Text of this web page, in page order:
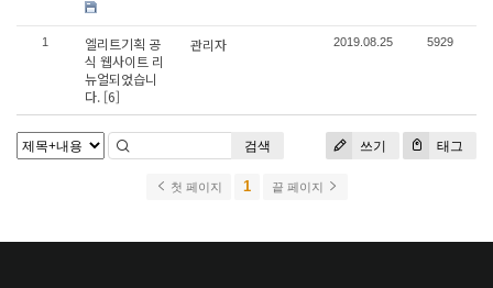
1
엘리트기획 공
식 웹사이트 리
뉴얼되었습니
다. [6]
관리자 2019.08.25 5929
쓰기 태그
검색
첫 페이지 1 끝 페이지